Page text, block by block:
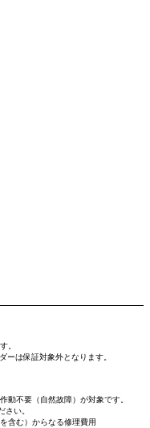
。
ーは保証対象外となります。
動不要（自然故障）が対象です。
さい。
含む）からなる修理費用